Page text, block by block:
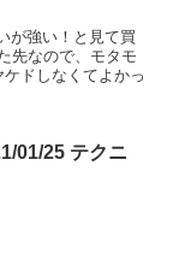
が強い！と見て買
先なので、モタモ
ドしなくてよかっ
01/25 テクニ